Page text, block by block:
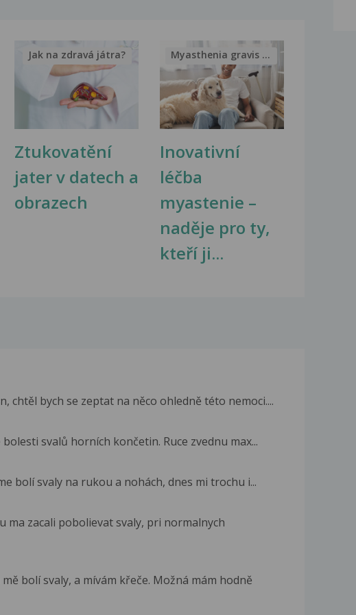
Ztukovatění
jater v datech a
obrazech
Jak na zdravá játra?
Inovativní
léčba
myastenie –
naděje pro ty,
kteří ji...
Myasthenia gravis – vše, co...
chtěl bych se zeptat na něco ohledně této nemoci....
svalů horních končetin. Ruce zvednu max...
bolí svaly na rukou a nohách, dnes mi trochu i...
ma zacali pobolievat svaly, pri normalnych
bolí svaly, a mívám křeče. Možná mám hodně